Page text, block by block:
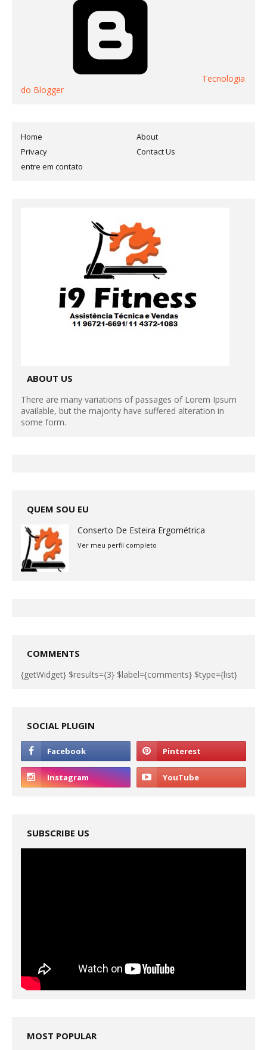
Tecnologia
do Blogger
Home
About
Privacy
Contact Us
entre em contato
ABOUT US
There are many variations of passages of Lorem Ipsum
available, but the majority have suffered alteration in
some form.
QUEM SOU EU
Conserto De Esteira Ergométrica
Ver meu perfil completo
COMMENTS
{getWidget} $results={3} $label={comments} $type={list}
SOCIAL PLUGIN
SUBSCRIBE US
MOST POPULAR